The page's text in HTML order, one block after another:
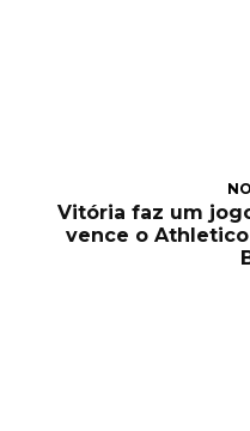
Vitória faz um
vence o